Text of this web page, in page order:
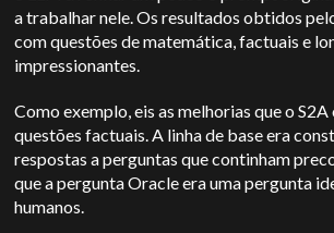
a trabalhar nele. Os resultados obtidos
com questões de matemática, factuais e
impressionantes.
Como exemplo, eis as melhorias que o
questões factuais. A linha de base era
respostas a perguntas que continham
que a pergunta Oracle era uma pergunta
humanos.